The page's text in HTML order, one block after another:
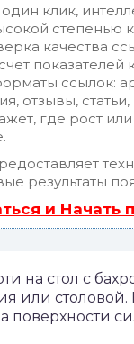
клик,
степенью
качества
показателей
ссылок:
отзывы,
где рост
результаты
и Начать
на стол с
или
поверхности